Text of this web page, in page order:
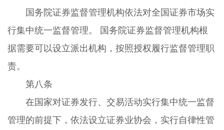
国务院证券监督管理机构依法对全国证券市场实
行集中统一监督管理。 国务院证券监督管理机构根
据需要可以设立派出机构，按照授权履行监督管理职
责。
第八条
在国家对证券发行、交易活动实行集中统一监督
管理的前提下，依法设立证券业协会，实行自律性管